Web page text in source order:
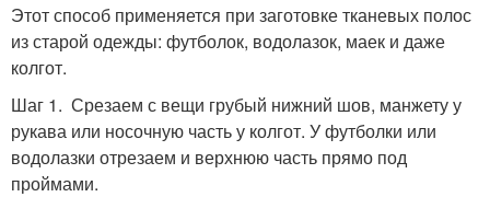
Этот способ применяется при заготовке тканевых полос
из старой одежды: футболок, водолазок, маек и даже
колгот.
Шаг 1. Срезаем с вещи грубый нижний шов, манжету у
рукава или носочную часть у колгот. У футболки или
водолазки отрезаем и верхнюю часть прямо под
проймами.